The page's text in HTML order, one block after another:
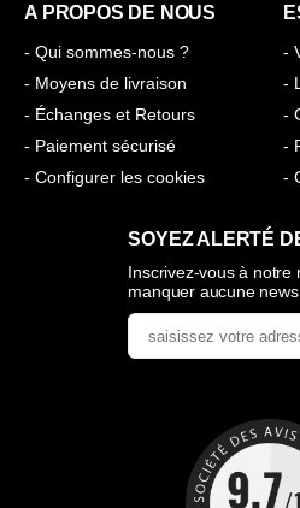
A PROPOS DE NOUS
- Qui sommes-nous ?
- Moyens de livraison
- Échanges et Retours
- Paiement sécurisé
- Configurer les cookies
-
-
-
-
-
SOYEZ ALERTÉ
Inscrivez-vous à notre
manquer aucune